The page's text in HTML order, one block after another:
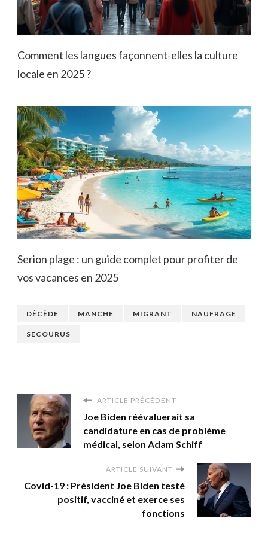
Comment les langues façonnent-elles la culture
locale en 2025 ?
Serion plage : un guide complet pour profiter de
vos vacances en 2025
DÉCÈDE MANCHE MIGRANT NAUFRAGE
SECOURUS
ARTICLE PRÉCÉDENT
Joe Biden réévaluerait sa
candidature en cas de problème
médical, selon Adam Schiff
ARTICLE SUIVANT
Covid-19 : Président Joe Biden testé
positif, vacciné et exerce ses
fonctions